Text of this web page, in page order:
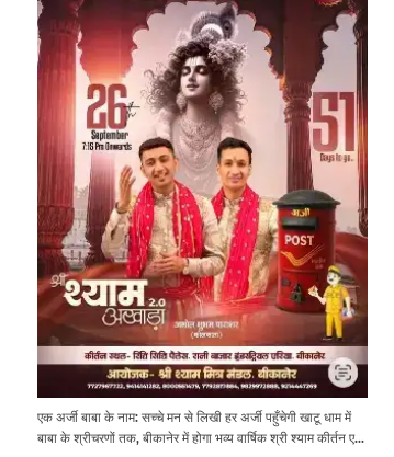
एक अर्जी बाबा के नाम: सच्चे मन से लिखी हर अर्जी पहुँचेगी खाटू धाम में
बाबा के श्रीचरणों तक, बीकानेर में होगा भव्य वार्षिक श्री श्याम कीर्तन एवं